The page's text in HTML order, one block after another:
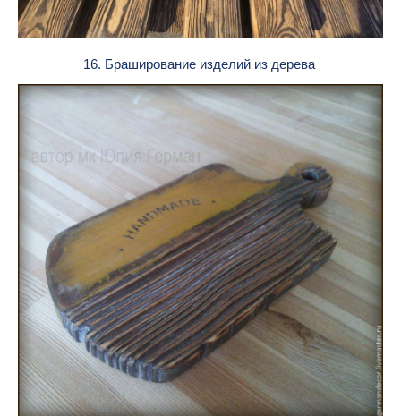
16. Браширование изделий из дерева